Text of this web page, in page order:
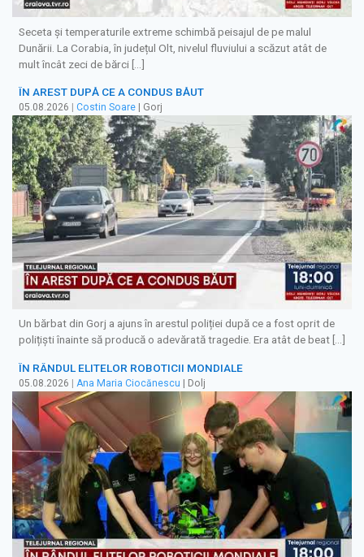
Seceta și temperaturile extreme schimbă peisajul de pe malul
Dunării. La Corabia, în județul Olt, nivelul fluviului a scăzut atât de
mult încât zeci de bărci […]
ÎN AREST DUPĂ CE A CONDUS BĂUT
05.08.2026 Costin Soare | Gorj
Un bărbat din Gorj a ajuns în arestul poliției după ce a fost oprit de
polițiști înainte să producă o adevărată tragedie. Era atât de beat […]
ÎN RÂNDUL ELITELOR ROBOTICII MONDIALE
05.08.2026 | Ana Maria Ciocănescu | Dolj